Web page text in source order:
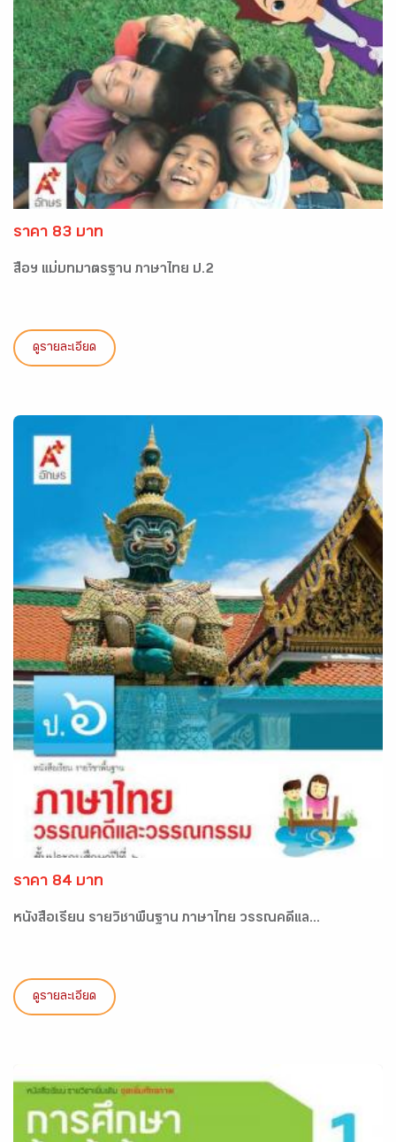
ราคา 83 บาท
สื่อฯ แม่บทมาตรฐาน ภาษาไทย ป.2
ดูรายละเอียด
ราคา 84 บาท
หนังสือเรียน รายวิชาพื้นฐาน ภาษาไทย วรรณคดีแล...
ดูรายละเอียด